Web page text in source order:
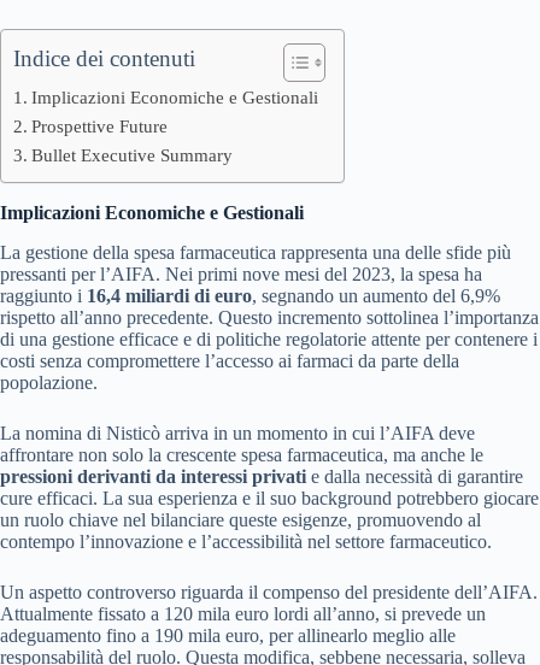
Indice dei contenuti
Implicazioni Economiche e Gestionali
Prospettive Future
Bullet Executive Summary
Implicazioni Economiche e Gestionali
La gestione della spesa farmaceutica rappresenta una delle sfide più
pressanti per l’AIFA. Nei primi nove mesi del 2023, la spesa ha
raggiunto i 16,4 miliardi di euro, segnando un aumento del 6,9%
rispetto all’anno precedente. Questo incremento sottolinea l’importanza
di una gestione efficace e di politiche regolatorie attente per contenere i
costi senza compromettere l’accesso ai farmaci da parte della
popolazione.
La nomina di Nisticò arriva in un momento in cui l’AIFA deve
affrontare non solo la crescente spesa farmaceutica, ma anche le
pressioni derivanti da interessi privati e dalla necessità di garantire
cure efficaci. La sua esperienza e il suo background potrebbero giocare
un ruolo chiave nel bilanciare queste esigenze, promuovendo al
contempo l’innovazione e l’accessibilità nel settore farmaceutico.
Un aspetto controverso riguarda il compenso del presidente dell’AIFA.
Attualmente fissato a 120 mila euro lordi all’anno, si prevede un
adeguamento fino a 190 mila euro, per allinearlo meglio alle
responsabilità del ruolo. Questa modifica, sebbene necessaria, solleva